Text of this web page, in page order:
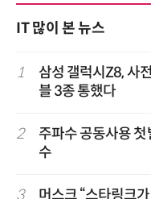
IT 많이 본 뉴스
1
삼성 갤럭시Z8, 사
블 3종 통했다
2
주파수 공동사용
수
3
머스크 “스타링크